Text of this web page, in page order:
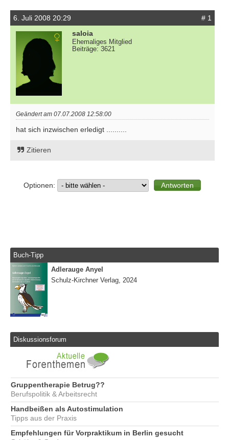
6. Juli 2008 20:29
# 1
saloia
Ehemaliges Mitglied
Beiträge: 3621
Geändert am 07.07.2008 12:58:00
hat sich inzwischen erledigt ..........
Zitieren
Optionen:
Buch-Tipp
Adlerauge Anyel
Schulz-Kirchner Verlag, 2024
Diskussionsforum
Gruppentherapie Betrug??
Berufspolitik & Arbeitsrecht
Handbeißen als Autostimulation
Tipps aus der Praxis
Empfehlungen für Vorpraktikum in Berlin gesucht